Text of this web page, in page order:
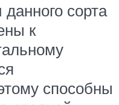
сорта
к
способны